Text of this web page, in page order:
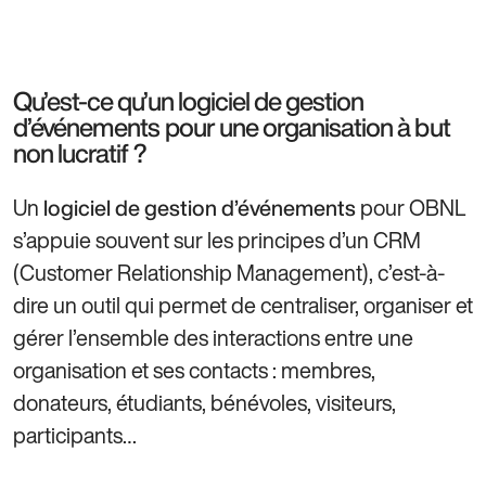
Qu’est-ce qu’un logiciel de gestion
d’événements pour une organisation à but
non lucratif ?
Un logiciel de gestion d’événements pour OBNL
s’appuie souvent sur les principes d’un CRM
(Customer Relationship Management), c’est-à-
dire un outil qui permet de centraliser, organiser et
gérer l’ensemble des interactions entre une
organisation et ses contacts : membres,
donateurs, étudiants, bénévoles, visiteurs,
participants…